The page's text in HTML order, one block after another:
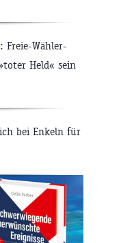
Freie-Wähler-
Held« sein
bei Enkeln für